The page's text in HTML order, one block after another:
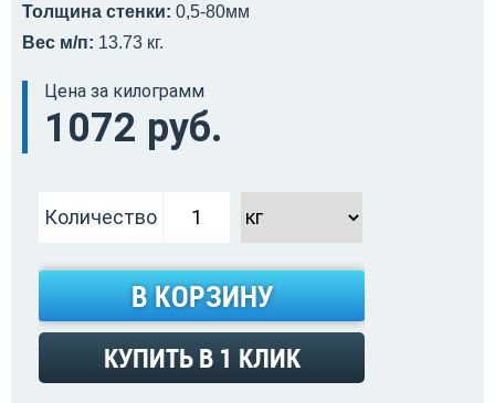
Толщина стенки: 0,5-80мм
Вес м/п: 13.73 кг.
Цена за килограмм
1072 руб.
Количество
В КОРЗИНУ
КУПИТЬ В 1 КЛИК